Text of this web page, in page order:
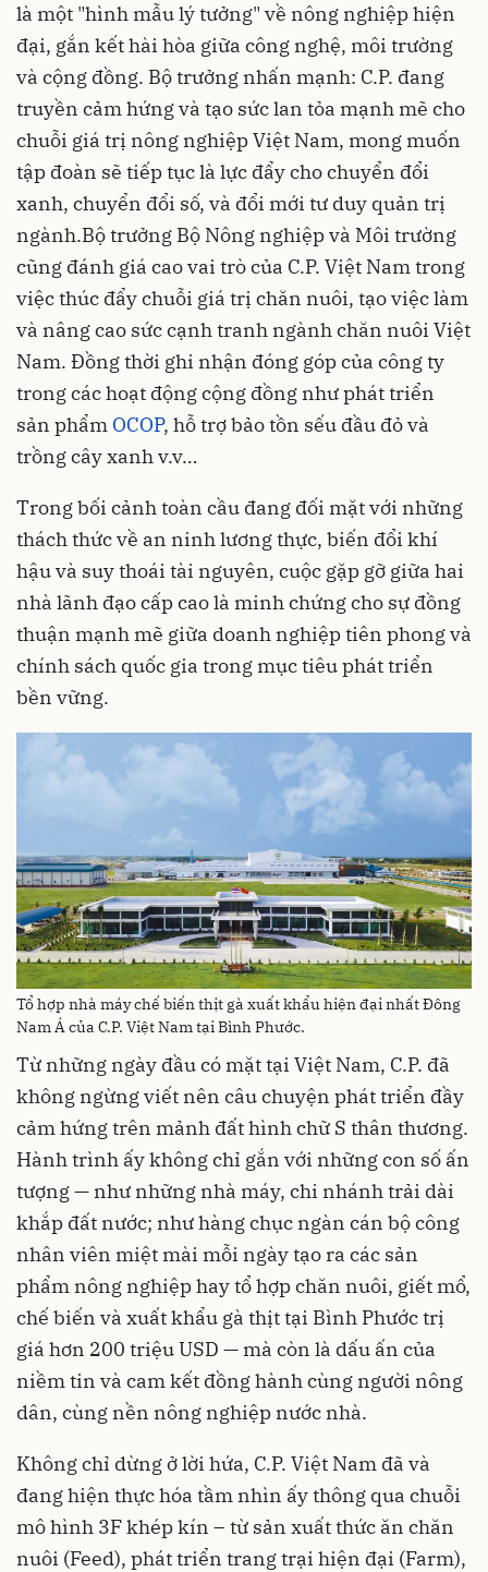
là một "hình mẫu lý tưởng" về nông nghiệp hiện
đại, gắn kết hài hòa giữa công nghệ, môi trường
và cộng đồng. Bộ trưởng nhấn mạnh: C.P. đang
truyền cảm hứng và tạo sức lan tỏa mạnh mẽ cho
chuỗi giá trị nông nghiệp Việt Nam, mong muốn
tập đoàn sẽ tiếp tục là lực đẩy cho chuyển đổi
xanh, chuyển đổi số, và đổi mới tư duy quản trị
ngành.Bộ trưởng Bộ Nông nghiệp và Môi trường
cũng đánh giá cao vai trò của C.P. Việt Nam trong
việc thúc đẩy chuỗi giá trị chăn nuôi, tạo việc làm
và nâng cao sức cạnh tranh ngành chăn nuôi Việt
Nam. Đồng thời ghi nhận đóng góp của công ty
trong các hoạt động cộng đồng như phát triển
sản phẩm OCOP, hỗ trợ bảo tồn sếu đầu đỏ và
trồng cây xanh v.v…
Trong bối cảnh toàn cầu đang đối mặt với những
thách thức về an ninh lương thực, biến đổi khí
hậu và suy thoái tài nguyên, cuộc gặp gỡ giữa hai
nhà lãnh đạo cấp cao là minh chứng cho sự đồng
thuận mạnh mẽ giữa doanh nghiệp tiên phong và
chính sách quốc gia trong mục tiêu phát triển
bền vững.
Tổ hợp nhà máy chế biến thịt gà xuất khẩu hiện đại nhất Đông
Nam Á của C.P. Việt Nam tại Bình Phước.
Từ những ngày đầu có mặt tại Việt Nam, C.P. đã
không ngừng viết nên câu chuyện phát triển đầy
cảm hứng trên mảnh đất hình chữ S thân thương.
Hành trình ấy không chỉ gắn với những con số ấn
tượng — như những nhà máy, chi nhánh trải dài
khắp đất nước; như hàng chục ngàn cán bộ công
nhân viên miệt mài mỗi ngày tạo ra các sản
phẩm nông nghiệp hay tổ hợp chăn nuôi, giết mổ,
chế biến và xuất khẩu gà thịt tại Bình Phước trị
giá hơn 200 triệu USD — mà còn là dấu ấn của
niềm tin và cam kết đồng hành cùng người nông
dân, cùng nền nông nghiệp nước nhà.
Không chỉ dừng ở lời hứa, C.P. Việt Nam đã và
đang hiện thực hóa tầm nhìn ấy thông qua chuỗi
mô hình 3F khép kín – từ sản xuất thức ăn chăn
nuôi (Feed), phát triển trang trại hiện đại (Farm),